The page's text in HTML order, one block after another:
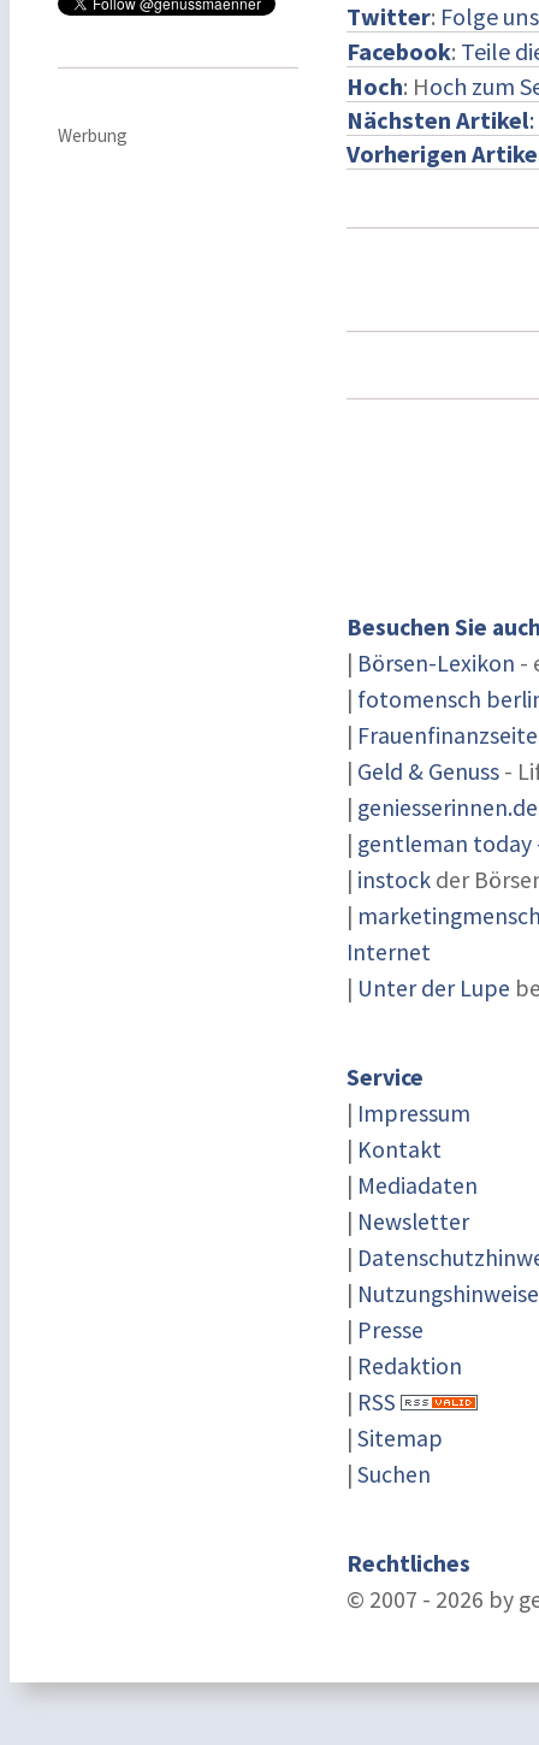
Werbung
Twitter: Folge
Facebook: Teile
Hoch: Hoch zum
Nächsten Artikel
Vorherigen
Besuchen Sie
| Börsen-Lexikon -
| fotomensch
| Frauenfinanzseite
| Geld & Genuss -
| geniesserinnen.de
| gentleman today
| instock der
|
Internet
| Unter der Lupe
Service
| Impressum
| Kontakt
| Mediadaten
| Newsletter
|
| Nutzungshinweise
| Presse
| Redaktion
| RSS
| Sitemap
| Suchen
Rechtliches
© 2007 - 2026 by